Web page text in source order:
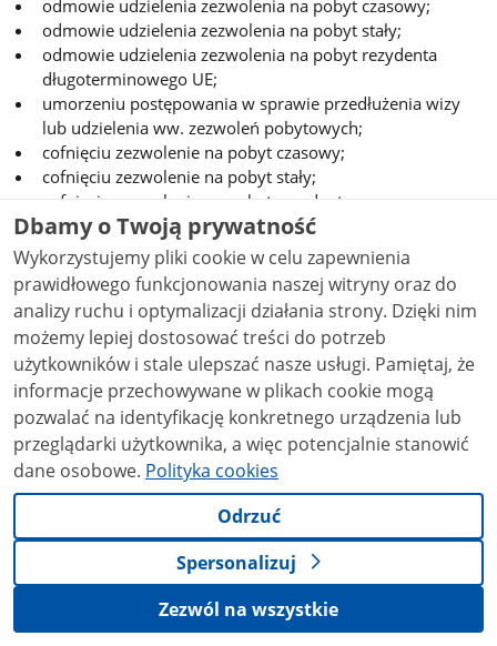
odmowie udzielenia zezwolenia na pobyt czasowy;
odmowie udzielenia zezwolenia na pobyt stały;
odmowie udzielenia zezwolenia na pobyt rezydenta
długoterminowego UE;
umorzeniu postępowania w sprawie przedłużenia wizy
lub udzielenia ww. zezwoleń pobytowych;
cofnięciu zezwolenie na pobyt czasowy;
cofnięciu zezwolenie na pobyt stały;
cofnięciu zezwolenia na pobyt rezydenta
długoterminowego UE;
odmowie nadania statusu uchodźcy;
odmowie udzielenia ochrony uzupełniającej;
uznaniu wniosku o udzielenie ochrony międzynarodowej
za niedopuszczalny;
umorzeniu postępowania w sprawie udzielenia ochrony
międzynarodowej;
pozbawieniu statusu uchodźcy;
pozbawieniu ochrony uzupełniającej;
cofnięciu zgody na pobyt ze względów humanitarnych,
stała się ostateczna, a w przypadku wydania decyzji przez
organ wyższego stopnia - od dnia, w którym decyzja została
cudzoziemcowi doręczona.
Dbamy o Twoją prywatność
Wykorzystujemy pliki cookie w celu zapewnienia
prawidłowego funkcjonowania naszej witryny oraz do
analizy ruchu i optymalizacji działania strony. Dzięki nim
możemy lepiej dostosować treści do potrzeb
użytkowników i stale ulepszać nasze usługi. Pamiętaj, że
informacje przechowywane w plikach cookie mogą
pozwalać na identyfikację konkretnego urządzenia lub
przeglądarki użytkownika, a więc potencjalnie stanowić
dane osobowe. Polityka cookies
Odrzuć
Spersonalizuj
Zezwól na wszystkie